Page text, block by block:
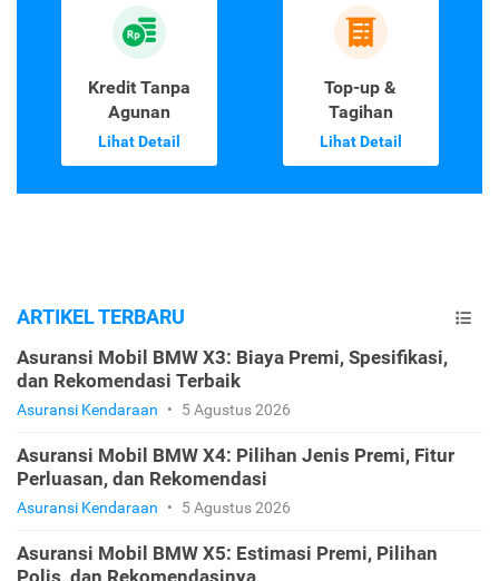
Kredit Tanpa
Agunan
Lihat Detail
Top-up &
Tagihan
Lihat Detail
ARTIKEL TERBARU
Asuransi Mobil BMW X3: Biaya Premi, Spesifikasi,
dan Rekomendasi Terbaik
Asuransi Kendaraan • 5 Agustus 2026
Asuransi Mobil BMW X4: Pilihan Jenis Premi, Fitur
Perluasan, dan Rekomendasi
Asuransi Kendaraan • 5 Agustus 2026
Asuransi Mobil BMW X5: Estimasi Premi, Pilihan
Polis, dan Rekomendasinya